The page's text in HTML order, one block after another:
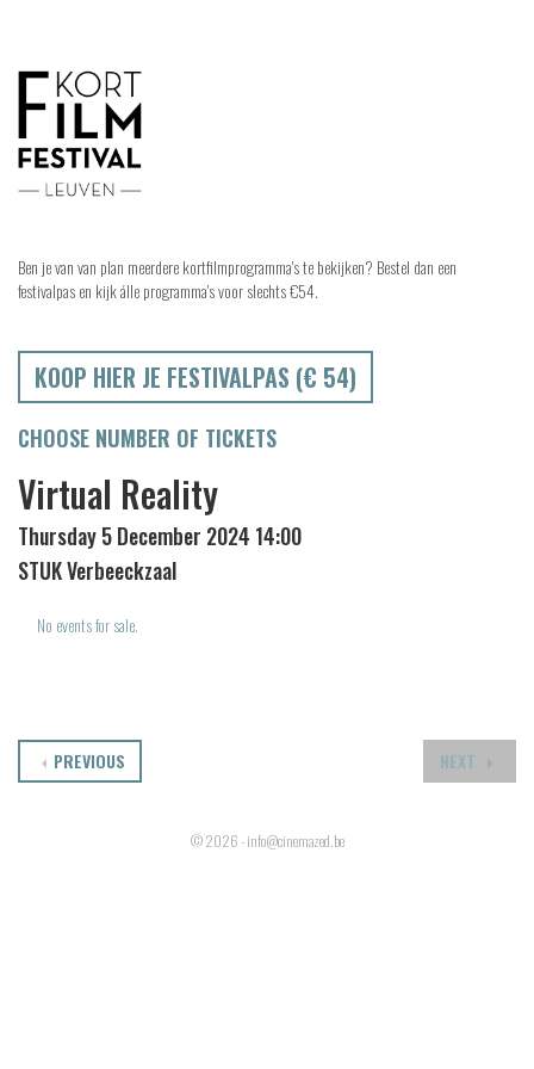
Ben je van van plan meerdere kortfilmprogramma's te bekijken? Bestel dan een
festivalpas en kijk álle programma's voor slechts €54.
KOOP HIER JE FESTIVALPAS (€ 54)
CHOOSE NUMBER OF TICKETS
Virtual Reality
Thursday 5 December 2024 14:00
STUK Verbeeckzaal
No events for sale.
NEXT
PREVIOUS
© 2026 - info@cinemazed.be